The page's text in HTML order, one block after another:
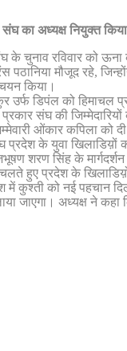
का अध्यक्ष नियुक्त
चुनाव रविवार को
पठानिया मौजूद रहे,
किया।
डिपंल को हिमाचल
संघ की
ओंकार कपिला
के युवा खिलाडिय़ों
शरण सिंह के मार्गदर्शन
पर चलते हुए प्रदेश के
को नई पहचान
जाएगा। अध्यक्ष ने